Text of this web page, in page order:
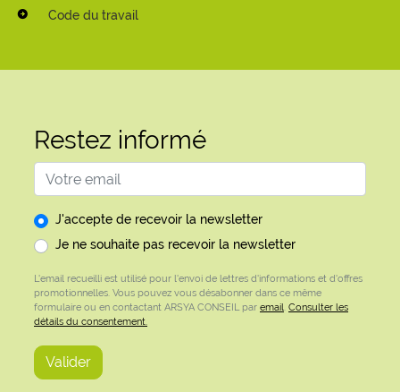
Code du travail
Restez informé
Adresse email
J'accepte de recevoir la newsletter
Je ne souhaite pas recevoir la newsletter
L'email recueilli est utilisé pour l'envoi de lettres d'informations et d'offres
promotionnelles. Vous pouvez vous désabonner dans ce même
formulaire ou en contactant ARSYA CONSEIL par email
Consulter les
détails du consentement.